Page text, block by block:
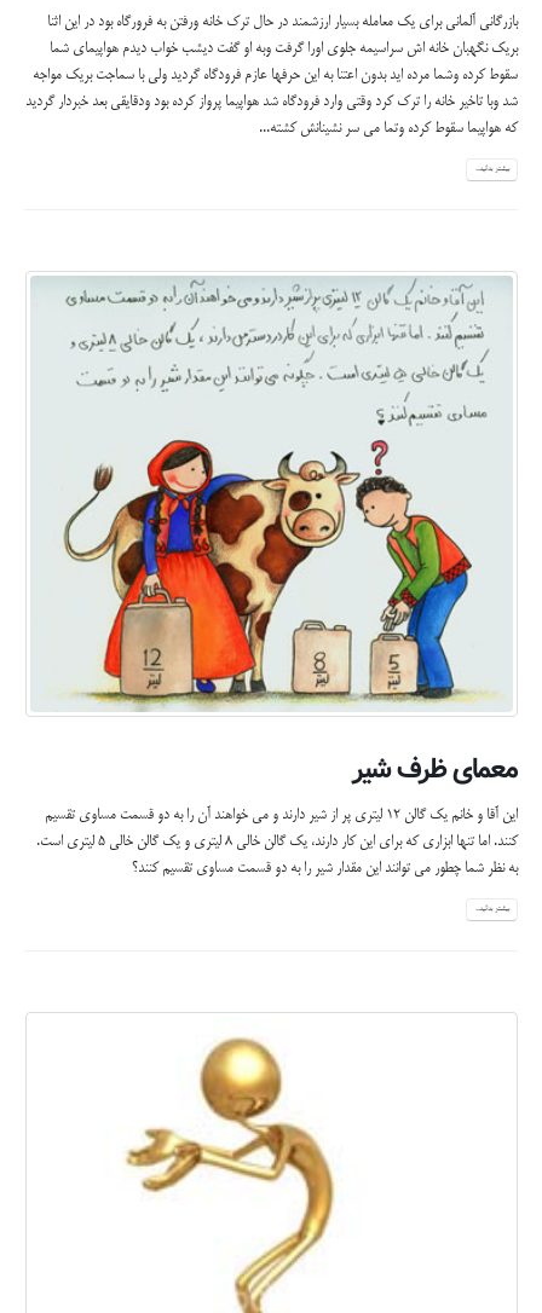
بازرگانی آلمانی برای یک معامله بسیار ارزشمند در حال ترک خانه ورفتن به فرورگاه بود در این اثنا
بریک نگهبان خانه اش سراسیمه جلوی اورا گرفت وبه او گفت دیشب خواب دیدم هواپیمای شما
سقوط کرده وشما مرده اید بدون اعتنا به این حرفها عازم فرودگاه گردید ولی با سماجت بریک مواجه
شد وبا تاخیر خانه را ترک کرد وقتی وارد فرودگاه شد هواپیما پرواز کرده بود ودقایقی بعد خبردار گردید
که هواپیما سقوط کرده وتما می سر نشینانش کشته...
بیشتر بدانید...
معمای ظرف شیر
این آقا و خانم یک گالن 12 لیتری پر از شیر دارند و می خواهند آن را به دو قسمت مساوی تقسیم
کنند. اما تنها ابزاری که برای این کار دارند، یک گالن خالی 8 لیتری و یک گالن خالی 5 لیتری است.
به نظر شما چطور می توانند این مقدار شیر را به دو قسمت مساوی تقسیم کنند؟
بیشتر بدانید...